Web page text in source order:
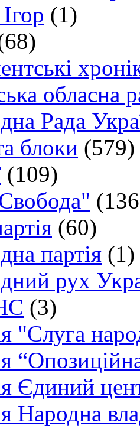
(1)
обласна
Рада
блоки (579)
(109)
(60)
партія (1)
рух
(3)
"Слуга
Єдиний
Народна